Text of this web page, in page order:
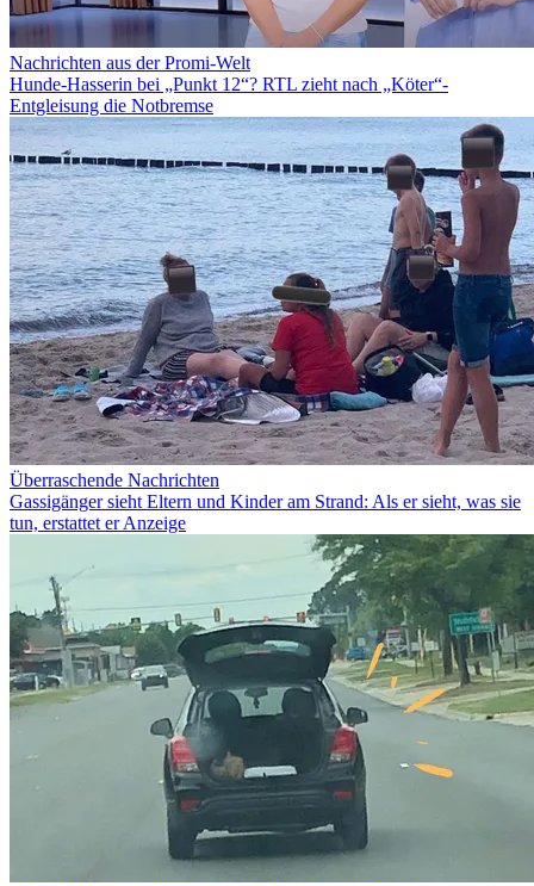
Nachrichten aus der Promi-Welt
Hunde-Hasserin bei „Punkt 12“? RTL zieht nach „Köter“-
Entgleisung die Notbremse
Überraschende Nachrichten
Gassigänger sieht Eltern und Kinder am Strand: Als er sieht, was sie
tun, erstattet er Anzeige